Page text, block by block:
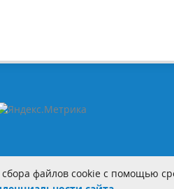
файлов cookie с помощью